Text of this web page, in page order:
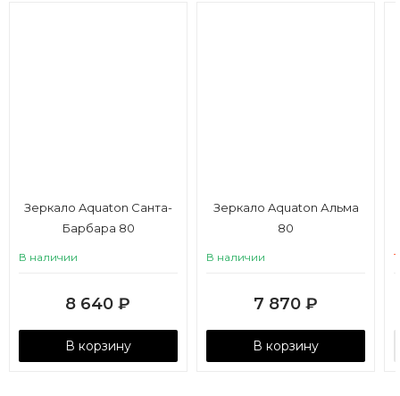
Зеркало Aquaton Санта-
Барбара 80
В наличии
8 640 ₽
В корзину
Зеркало Aquaton Альма
80
В наличии
7 870 ₽
В корзину